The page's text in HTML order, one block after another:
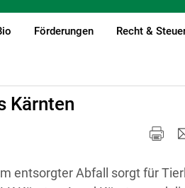
Förderungen Recht &
Kärnten
entsorgter Abfall sorgt für